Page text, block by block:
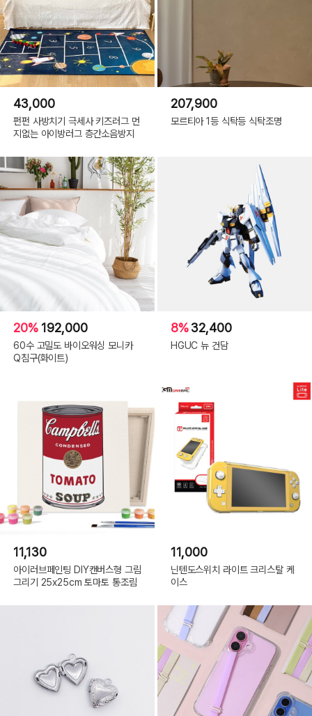
43,000
펀펀 사방치기 극세사 키즈러그 먼
지없는 아이방러그 층간소음방지
207,900
모르티아 1등 식탁등 식탁조명
20% 192,000
60수 고밀도 바이오워싱 모니카
Q침구(화이트)
8%32,400
HGUC 뉴 건담
11,130
아이러브페인팅 DIY캔버스형 그림
그리기 25x25cm 토마토 통조림
11,000
닌텐도스위치 라이트 크리스탈 케
이스